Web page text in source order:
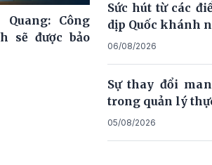
Công
sẽ được bảo
Sức hút từ các
dịp Quốc khánh
06/08/2026
Sự thay đổi
trong quản lý
05/08/2026